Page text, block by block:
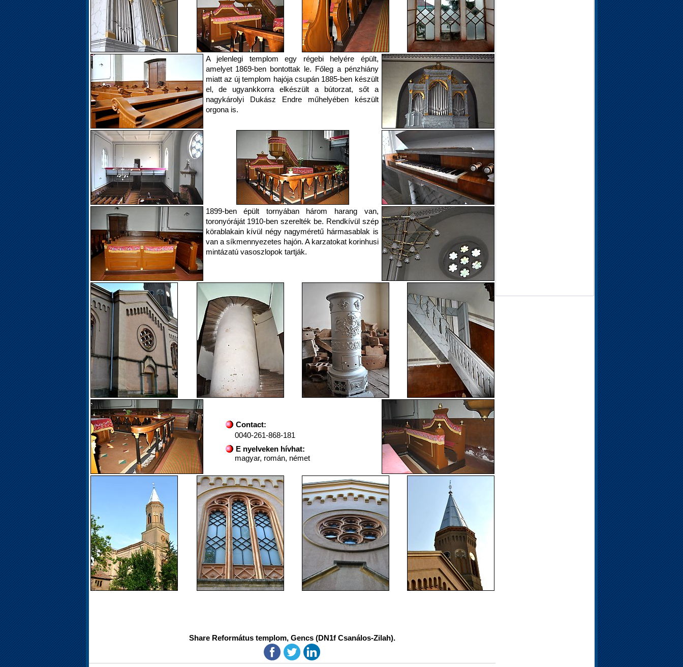
A jelenlegi templom egy régebi helyére épült,
amelyet 1869-ben bontottak le. Főleg a pénzhiány
miatt az új templom hajója csupán 1885-ben készült
el, de ugyankkorra elkészült a bútorzat, sőt a
nagykárolyi Dukász Endre műhelyében készült
orgona is.
1899-ben épült tornyában három harang van,
toronyóráját 1910-ben szerelték be. Rendkívül szép
körablakain kívül négy nagyméretű hármasablak is
van a síkmennyezetes hajón. A karzatokat korinhusi
mintázatú vasoszlopok tartják.
Contact:
0040-261-868-181
E nyelveken hívhat:
magyar, román, német
Share Református templom, Gencs (DN1f Csanálos-Zilah).